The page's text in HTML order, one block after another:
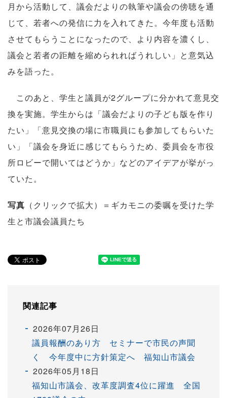
月から活動して、議会だよりの執筆や議会の傍聴を通
じて、若者への発信に力を入れてきた。今年度も活動
させてもらうことになったので、より内容を濃くし、
議会と若者の距離を縮められればうれしい」と意気込
みを語った。
このあと、学生と議員が2グループに分かれて意見交
換を実施。学生からは「議会だよりの子ども版を作り
たい」「意見交換の場に市職員にも参加してもらいた
い」「議会を身近に感じてもらうため、委員会を市役
所ロビーで開いてはどうか」などのアイデアが挙がっ
ていた。
写真 （クリックで拡大）＝ギカモニの委嘱を受けた学
生と市議会議員たち
関連記事
2026年07月26日
議員報酬のあり方 セミナーで市民の声聞
く 今年度中に方針策定へ 福知山市議会
2026年05月18日
福知山市議会、改革度調査4位に躍進 全国